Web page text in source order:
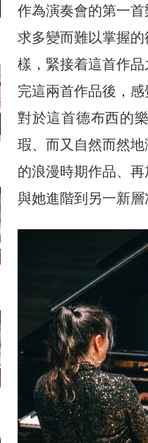
作為演奏會的第一
求多變而難以掌握
樣，緊接着這首作
完這兩首作品後，
對於這首德布西的
瑕、而又自然而然
的浪漫時期作品、
與她進階到另一新層